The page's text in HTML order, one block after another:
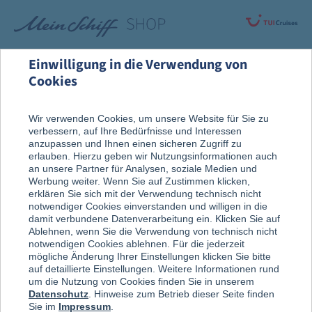
Rund um die Kreuzfahrt An Bord entdeckt
Einwilligung in die Verwendung von
Cookies
Wir verwenden Cookies, um unsere Website für Sie zu
verbessern, auf Ihre Bedürfnisse und Interessen
anzupassen und Ihnen einen sicheren Zugriff zu
erlauben. Hierzu geben wir Nutzungsinformationen auch
an unsere Partner für Analysen, soziale Medien und
Werbung weiter. Wenn Sie auf Zustimmen klicken,
erklären Sie sich mit der Verwendung technisch nicht
notwendiger Cookies einverstanden und willigen in die
damit verbundene Datenverarbeitung ein. Klicken Sie auf
Ablehnen, wenn Sie die Verwendung von technisch nicht
notwendigen Cookies ablehnen. Für die jederzeit
mögliche Änderung Ihrer Einstellungen klicken Sie bitte
auf detaillierte Einstellungen. Weitere Informationen rund
um die Nutzung von Cookies finden Sie in unserem
Datenschutz . Hinweise zum Betrieb dieser Seite finden
Sie im Impressum